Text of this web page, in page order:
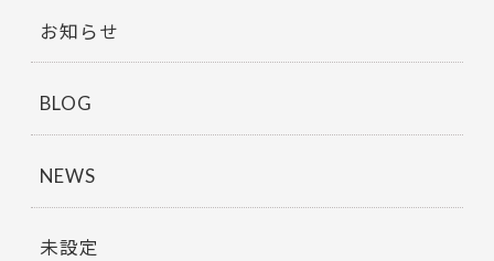
お知らせ
BLOG
NEWS
未設定